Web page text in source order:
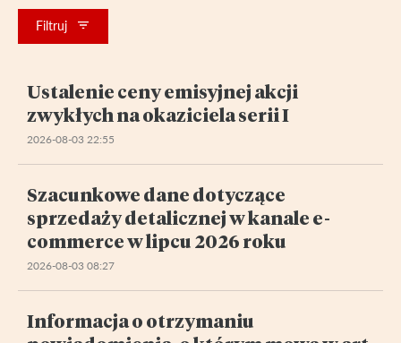
Filtruj
Ustalenie ceny emisyjnej akcji
zwykłych na okaziciela serii I
2026-08-03 22:55
Szacunkowe dane dotyczące
sprzedaży detalicznej w kanale e-
commerce w lipcu 2026 roku
2026-08-03 08:27
Informacja o otrzymaniu